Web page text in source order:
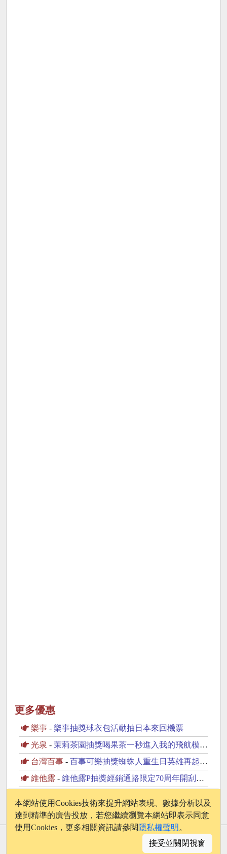
更多優惠
樂事 - 樂事抽獎球衣包活動抽日本來回機票
光泉 - 茉莉茶園抽獎喝果茶一秒進入我的飛航模式抽PS5
台灣百事 - 百事可樂抽獎蜘蛛人重生日英雄再起抽美國來回機票
維他露 - 維他露P抽獎經銷通路限定70周年開刮抽復古純金金幣
© 2026 - onelife.tw
本網站使用Cookies技術來提升網站表現、數據分析以及
達到精準的廣告投放，若您繼續瀏覽本網站即表示同意
使用Cookies，更多相關資訊請參閱 隱私權聲明 。
接受並關閉視窗